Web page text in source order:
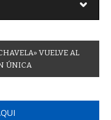
HAVELA» VUELVE AL
ÚNICA